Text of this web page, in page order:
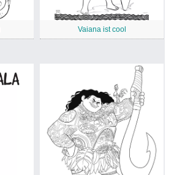
Vaiana ist cool